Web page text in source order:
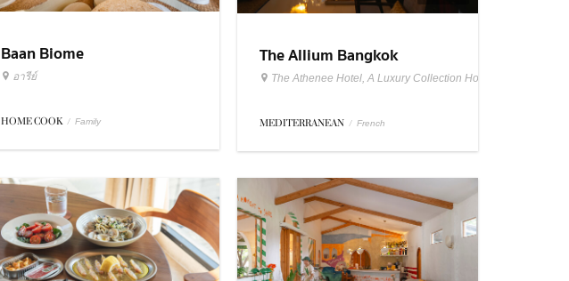
Baan Biome
อารีย์
HOME COOK / Family
The Allium Bangkok
The Athenee Hotel, A Luxury Collection Hotel Bangkok
MEDITERRANEAN / French